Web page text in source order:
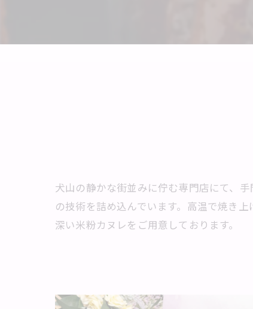
犬山の静かな街並みに佇む専門店にて、
の技術を詰め込んでいます。高温で焼き
深い米粉カヌレをご用意しております。